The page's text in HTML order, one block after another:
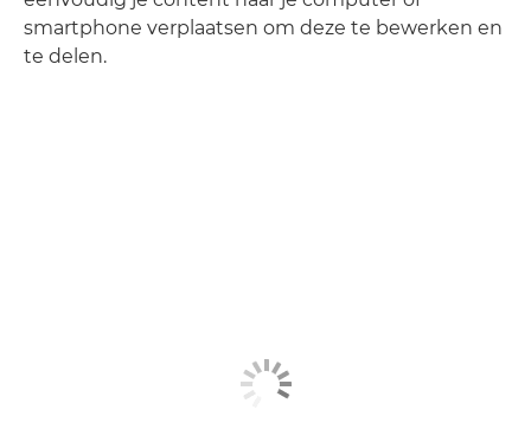
smartphone verplaatsen om deze te bewerken en
te delen.